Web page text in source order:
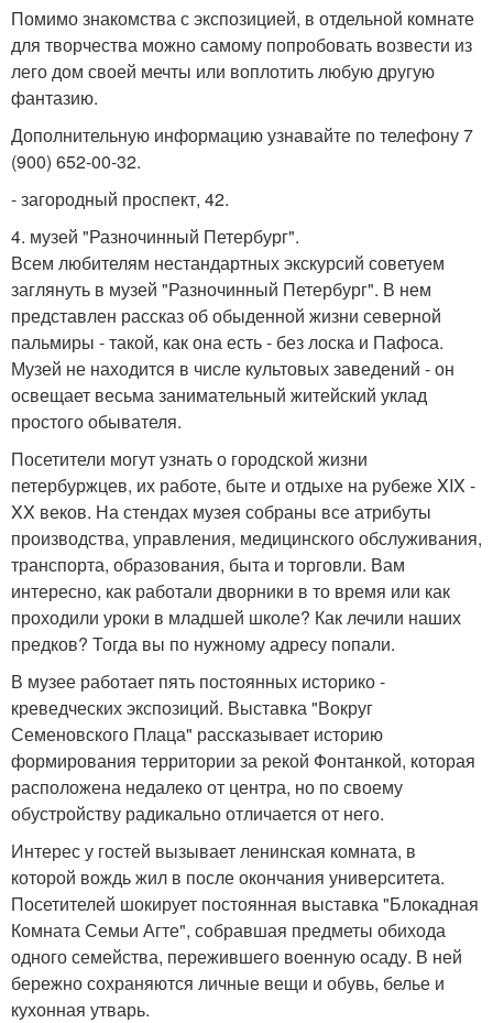
Помимо знакомства с экспозицией, в отдельной комнате
для творчества можно самому попробовать возвести из
лего дом своей мечты или воплотить любую другую
фантазию.
Дополнительную информацию узнавайте по телефону 7
(900) 652-00-32.
- загородный проспект, 42.
4. музей "Разночинный Петербург".
Всем любителям нестандартных экскурсий советуем
заглянуть в музей "Разночинный Петербург". В нем
представлен рассказ об обыденной жизни северной
пальмиры - такой, как она есть - без лоска и Пафоса.
Музей не находится в числе культовых заведений - он
освещает весьма занимательный житейский уклад
простого обывателя.
Посетители могут узнать о городской жизни
петербуржцев, их работе, быте и отдыхе на рубеже XIX -
XX веков. На стендах музея собраны все атрибуты
производства, управления, медицинского обслуживания,
транспорта, образования, быта и торговли. Вам
интересно, как работали дворники в то время или как
проходили уроки в младшей школе? Как лечили наших
предков? Тогда вы по нужному адресу попали.
В музее работает пять постоянных историко -
креведческих экспозиций. Выставка "Вокруг
Семеновского Плаца" рассказывает историю
формирования территории за рекой Фонтанкой, которая
расположена недалеко от центра, но по своему
обустройству радикально отличается от него.
Интерес у гостей вызывает ленинская комната, в
которой вождь жил в после окончания университета.
Посетителей шокирует постоянная выставка "Блокадная
Комната Семьи Агте", собравшая предметы обихода
одного семейства, пережившего военную осаду. В ней
бережно сохраняются личные вещи и обувь, белье и
кухонная утварь.